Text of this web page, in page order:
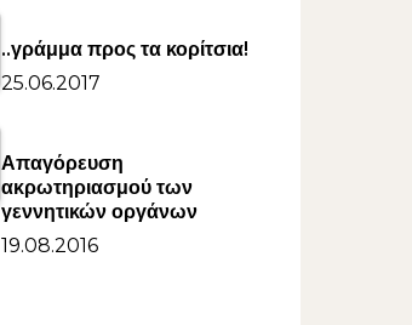
..γράμμα προς τα κορίτσια!
25.06.2017
Απαγόρευση
ακρωτηριασμού των
γεννητικών οργάνων
19.08.2016